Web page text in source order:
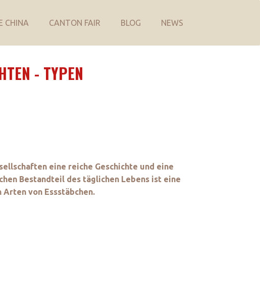
CHINA CANTON FAIR BLOG NEWS
- TYPEN
eine reiche Geschichte und eine
Bestandteil des täglichen Lebens ist eine
von Essstäbchen.